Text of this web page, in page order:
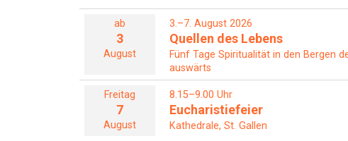
ab
3
August
3.–7. August 2026
Quellen des Lebens
Fünf Tage Spiritualität in den Bergen
auswärts
Freitag
7
August
8.15–9.00 Uhr
Eucharistiefeier
Kathedrale, St. Gallen